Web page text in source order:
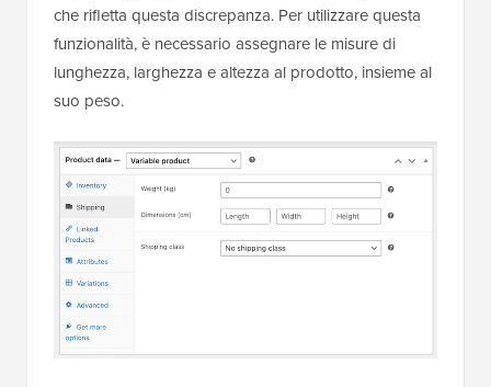
che rifletta questa discrepanza. Per utilizzare questa
funzionalità, è necessario assegnare le misure di
lunghezza, larghezza e altezza al prodotto, insieme al
suo peso.